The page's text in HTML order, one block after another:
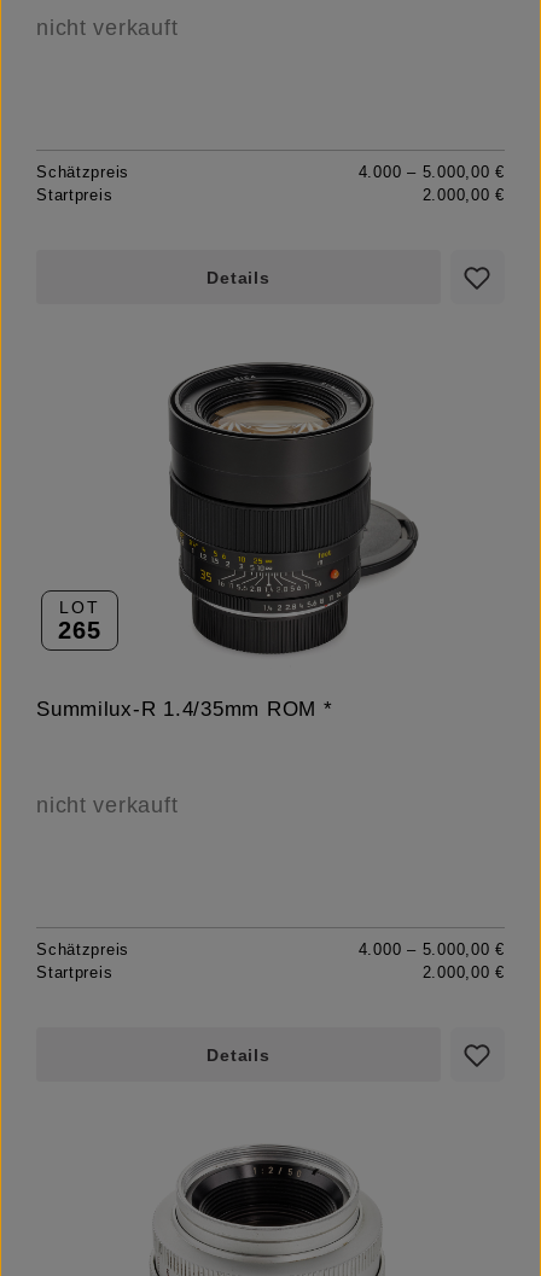
nicht verkauft
Schätzpreis
4.000 – 5.000,00 €
Startpreis
2.000,00 €
Details
LOT
265
Summilux-R 1.4/35mm ROM *
nicht verkauft
Schätzpreis
4.000 – 5.000,00 €
Startpreis
2.000,00 €
Details